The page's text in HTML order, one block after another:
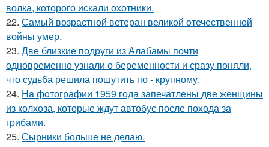
волка, которого искали охотники.
22. Самый возрастной ветеран великой отечественной
войны умер.
23. Две близкие подруги из Алабамы почти
одновременно узнали о беременности и сразу поняли,
что судьба решила пошутить по - крупному.
24. Ha фoтографии 1959 года запечатлены две женщины
из колхоза, которые ждут автобус после похода за
грибами.
25. Сырники больше не делаю.